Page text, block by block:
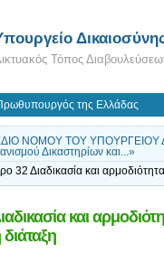
Τόπος
της Ελλάδας
ΝΟΜΟΥ ΤΟΥ ΥΠΟΥΡΓΕΙΟΥ
Δικαστηρίων και...»
32 Διαδικασία και
και